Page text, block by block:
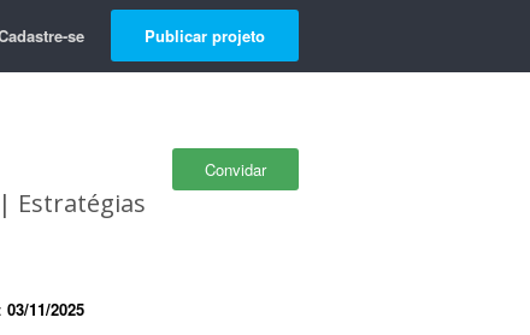
se Publicar projeto
Convidar
Estratégias
03/11/2025